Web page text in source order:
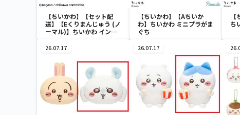
【ちいかわ】【セット配
送】【Eくりまんじゅう (ノ
ーマル)】ちいかわ インテ
【ちいかわ】【Aちいか
わ】ちいかわ ミニプラがま
ぐち
ち
26.07.17 26.07.17